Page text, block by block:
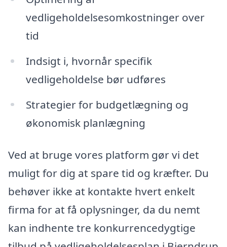
vedligeholdelsesomkostninger over
tid
Indsigt i, hvornår specifik
vedligeholdelse bør udføres
Strategier for budgetlægning og
økonomisk planlægning
Ved at bruge vores platform gør vi det
muligt for dig at spare tid og kræfter. Du
behøver ikke at kontakte hvert enkelt
firma for at få oplysninger, da du nemt
kan indhente tre konkurrencedygtige